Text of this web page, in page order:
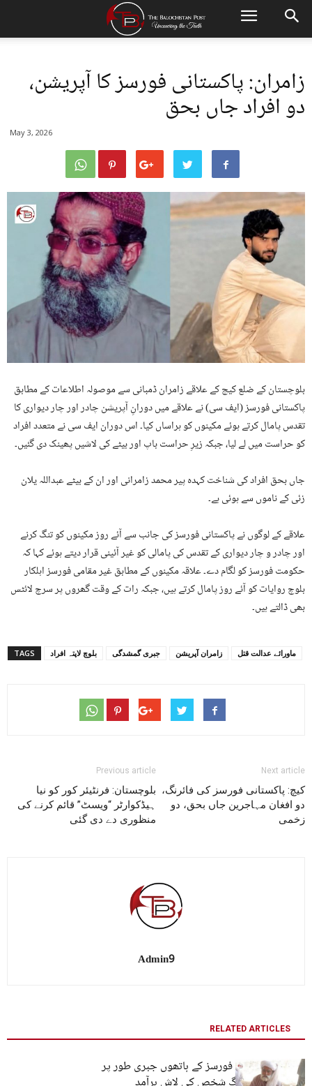
زامران: پاکستانی فورسز کا آپریشن،
دو افراد جاں بحق
May 3, 2026
بلوچستان کے ضلع کیچ کے علاقے زامران ڈمبانی سے موصولہ اطلاعات کے مطابق
پاکستانی فورسز (ایف سی) نے علاقے میں دورانِ آپریشن چادر اور چار دیواری کا
تقدس پامال کرتے ہوئے مکینوں کو ہراساں کیا۔ اس دوران ایف سی نے متعدد افراد
کو حراست میں لے لیا، جبکہ زیرِ حراست باپ اور بیٹے کی لاشیں پھینک دی گئیں۔
جاں بحق افراد کی شناخت کہدہ پیر محمد زامرانی اور ان کے بیٹے عبداللہ یلان
زئی کے ناموں سے ہوئی ہے۔
علاقے کے لوگوں نے پاکستانی فورسز کی جانب سے آئے روز مکینوں کو تنگ کرنے
اور چادر و چار دیواری کے تقدس کی پامالی کو غیر آئینی قرار دیتے ہوئے کہا کہ
حکومت فورسز کو لگام دے۔ علاقہ مکینوں کے مطابق غیر مقامی فورسز اہلکار
بلوچ روایات کو آئے روز پامال کرتے ہیں، جبکہ رات کے وقت گھروں پر سرچ لائٹس
بھی ڈالتے ہیں۔
TAGS بلوچ لاپتہ افراد جبری گمشدگی زامران آپریشن ماورائے عدالت قتل
Previous article
بلوچستان: فرنٹیئر کور کو نیا
ہیڈکوارٹر “ویسٹ” قائم کرنے کی
منظوری دے دی گئی
Next article
کیچ: پاکستانی فورسز کی فائرنگ،
دو افغان مہاجرین جاں بحق، دو
زخمی
Admin9
RELATED ARTICLES
لسبیلہ: پاکستانی فورسز کے ہاتھوں جبری طور پر